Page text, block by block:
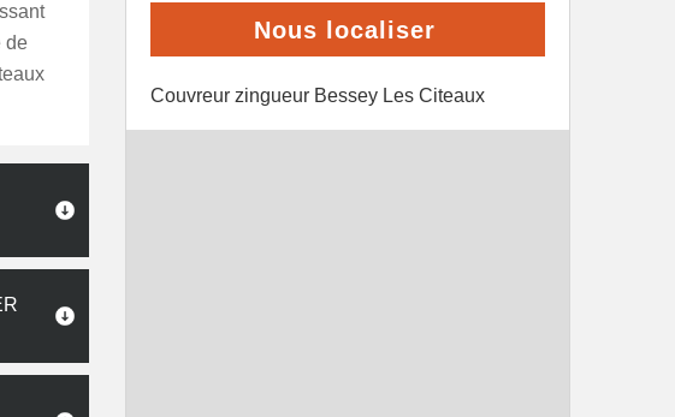
de
Nous localiser
Couvreur zingueur Bessey Les Citeaux